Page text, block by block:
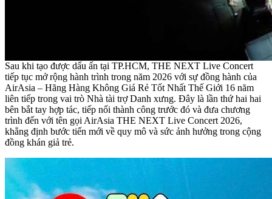
Sau khi tạo được dấu ấn tại TP.HCM, THE NEXT Live Concert
tiếp tục mở rộng hành trình trong năm 2026 với sự đồng hành của
AirAsia – Hãng Hàng Không Giá Rẻ Tốt Nhất Thế Giới 16 năm
liên tiếp trong vai trò Nhà tài trợ Danh xưng. Đây là lần thứ hai hai
bên bắt tay hợp tác, tiếp nối thành công trước đó và đưa chương
trình đến với tên gọi AirAsia THE NEXT Live Concert 2026,
khẳng định bước tiến mới về quy mô và sức ảnh hưởng trong cộng
đồng khán giả trẻ.